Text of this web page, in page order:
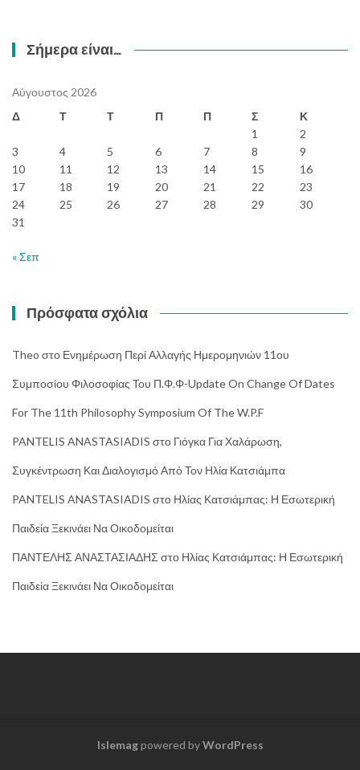
Σήμερα είναι…
Αύγουστος 2026
Δ
Τ Τ Π Π Σ
Κ
1
2
3
4 5 6 7 8
9
10
11 12 13 14 15
16
17
18 19 20 21 22
23
24
25 26 27 28 29
30
31
« Σεπ
Πρόσφατα σχόλια
Theo στο Ενημέρωση Περί Αλλαγής Ημερομηνιών 11ου
Συμποσίου Φιλοσοφίας Του Π.Φ.Φ-Update On Change Of Dates
For The 11th Philosophy Symposium Of The W.P.F
PANTELIS ANASTASIADIS στο Γιόγκα Για Χαλάρωση,
Συγκέντρωση Και Διαλογισμό Από Τον Ηλία Κατσιάμπα
PANTELIS ANASTASIADIS στο Ηλίας Κατσιάμπας: Η Εσωτερική
Παιδεία Ξεκινάει Να Οικοδομείται
ΠΑΝΤΕΛΗΣ ΑΝΑΣΤΑΣΙΑΔΗΣ στο Ηλίας Κατσιάμπας: Η Εσωτερική
Παιδεία Ξεκινάει Να Οικοδομείται
Islemagpowered byWordPress